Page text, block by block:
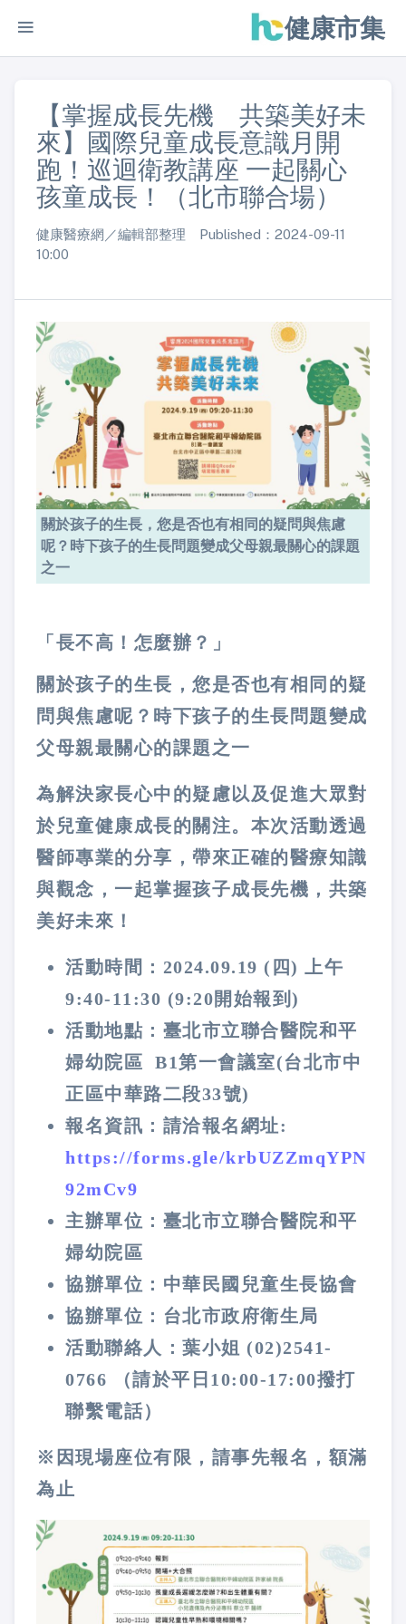
健康市集
【掌握成長先機 共築美好未
來】國際兒童成長意識月開
跑！巡迴衛教講座 一起關心
孩童成長！（北市聯合場）
健康醫療網／編輯部整理 Published：2024-09-11
10:00
關於孩子的生長，您是否也有相同的疑問與焦慮
呢？時下孩子的生長問題變成父母親最關心的課題
之一
「長不高！怎麼辦？」
關於孩子的生長，您是否也有相同的疑
問與焦慮呢？時下孩子的生長問題變成
父母親最關心的課題之一
為解決家長心中的疑慮以及促進大眾對
於兒童健康成長的關注。本次活動透過
醫師專業的分享，帶來正確的醫療知識
與觀念，一起掌握孩子成長先機，共築
美好未來！
活動時間：2024.09.19 (四) 上午
9:40-11:30 (9:20開始報到)
活動地點：臺北市立聯合醫院和平
婦幼院區 B1第一會議室(台北市中
正區中華路二段33號)
報名資訊：請洽報名網址:
https://forms.gle/krbUZZmqYPN
92mCv9
主辦單位：臺北市立聯合醫院和平
婦幼院區
協辦單位：中華民國兒童生長協會
協辦單位：台北市政府衛生局
活動聯絡人：葉小姐 (02)2541-
0766 （請於平日10:00-17:00撥打
聯繫電話）
※因現場座位有限，請事先報名，額滿
為止